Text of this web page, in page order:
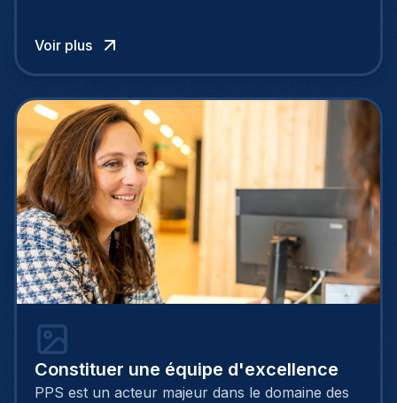
mission essentielle consiste à superviser les
Voir plus
Constituer une équipe d'excellence
PPS est un acteur majeur dans le domaine des